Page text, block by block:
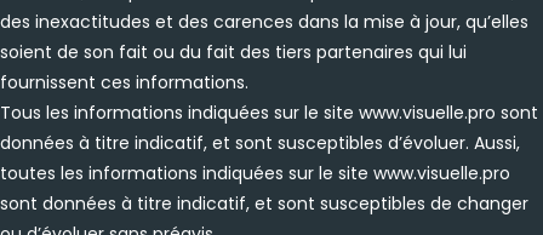
des inexactitudes et des carences dans la mise à jour, qu’elles
soient de son fait ou du fait des tiers partenaires qui lui
fournissent ces informations.
Tous les informations indiquées sur le site www.visuelle.pro sont
données à titre indicatif, et sont susceptibles d’évoluer. Aussi,
toutes les informations indiquées sur le site www.visuelle.pro
sont données à titre indicatif, et sont susceptibles de changer